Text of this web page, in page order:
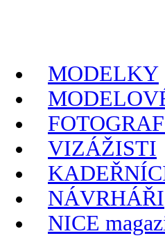
MODELKY
VIZÁŽISTI
NÁVRHÁŘI
NICE